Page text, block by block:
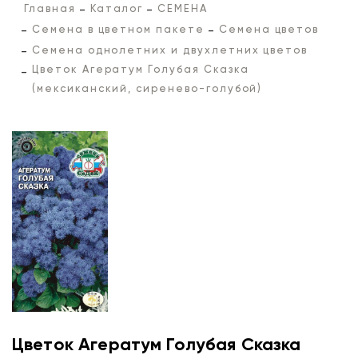
Главная Каталог
СЕМЕНА
Семена в цветном пакете
Семена цветов
Семена однолетних и двухлетних цветов
Цветок Агератум Голубая Сказка
(мексиканский, сиренево-голубой)
Цветок Агератум Голубая Сказка